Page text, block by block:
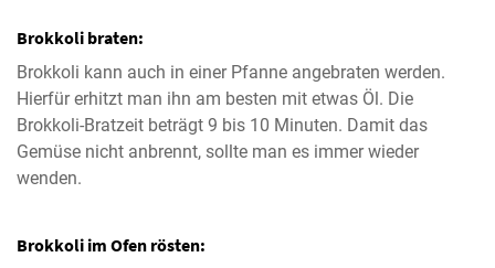
Brokkoli braten:
Brokkoli kann auch in einer Pfanne angebraten werden.
Hierfür erhitzt man ihn am besten mit etwas Öl. Die
Brokkoli-Bratzeit beträgt 9 bis 10 Minuten. Damit das
Gemüse nicht anbrennt, sollte man es immer wieder
wenden.
Brokkoli im Ofen rösten: